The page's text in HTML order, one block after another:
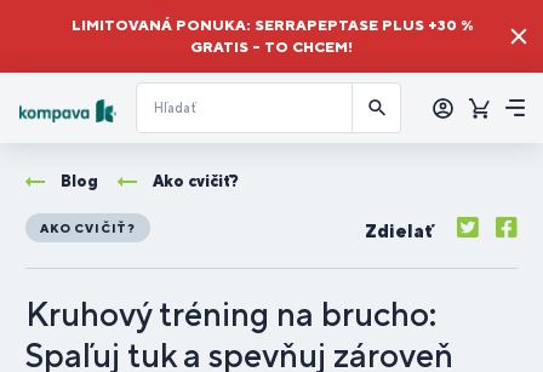
LIMITOVANÁ PONUKA: SERRAPEPTASE PLUS +30 %
GRATIS – TO CHCEM!
sa
Košík
Blog Ako cvičiť?
AKO CVIČIŤ? Zdielať
Kruhový tréning na brucho:
Spaľuj tuk a spevňuj zároveň